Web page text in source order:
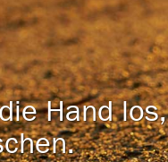
Hand los,